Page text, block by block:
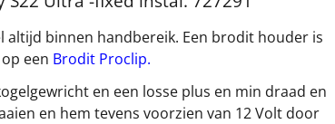
binnen handbereik. Een brodit houder is
een Brodit Proclip.
en een losse plus en min draad en
en hem tevens voorzien van 12 Volt door